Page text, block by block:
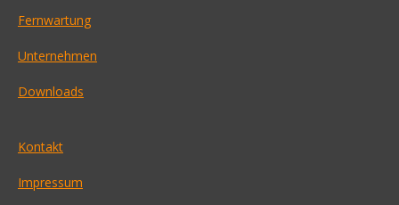
Fernwartung
Unternehmen
Downloads
Kontakt
Impressum